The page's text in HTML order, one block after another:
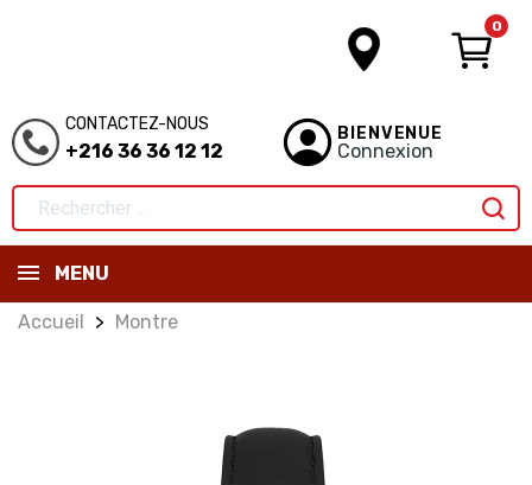
0
CONTACTEZ-NOUS
+216 36 36 12 12
BIENVENUE
Connexion
MENU
Accueil Montre